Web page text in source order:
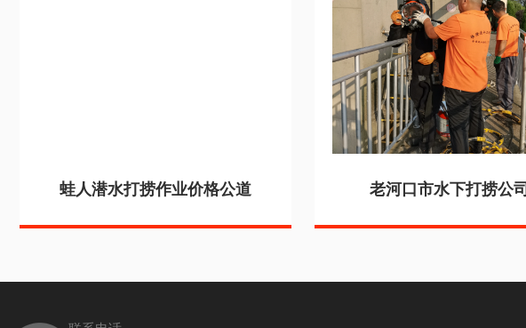
蛙人潜水打捞作业价格公道 老河口市水下打捞公司